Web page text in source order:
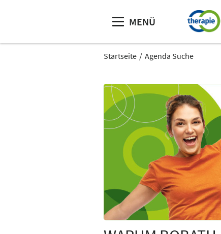
MENÜ
Startseite Agenda Suche